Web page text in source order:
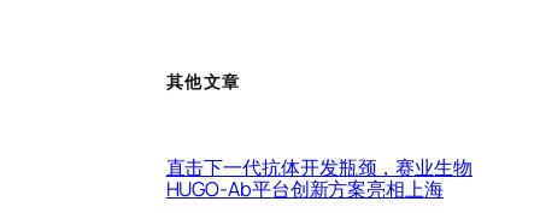
其他文章
直击下一代抗体开发瓶颈，赛业生物
HUGO-Ab平台创新方案亮相上海